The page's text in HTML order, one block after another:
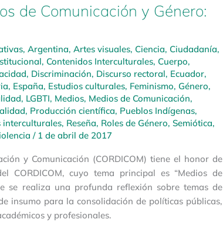
de Comunicación y Género:
, Argentina, Artes visuales, Ciencia, Ciudadanía,
, Contenidos Interculturales, Cuerpo,
, Discriminación, Discurso rectoral, Ecuador,
, España, Estudios culturales, Feminismo, Género,
, LGBTI, Medios, Medios de Comunicación,
, Producción científica, Pueblos Indígenas,
interculturales, Reseña, Roles de Género, Semiótica,
/ 1 de abril de 2017
y Comunicación (CORDICOM) tiene el honor de
CORDICOM, cuyo tema principal es “Medios de
se realiza una profunda reflexión sobre temas de
insumo para la consolidación de políticas públicas,
y profesionales.